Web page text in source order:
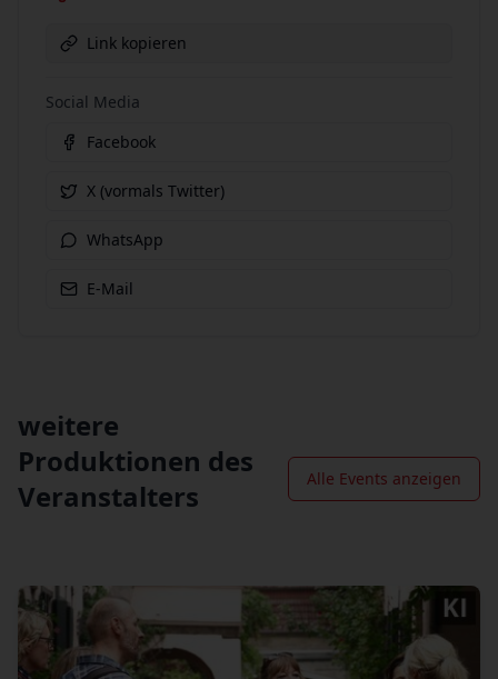
Link kopieren
Social Media
Facebook
X (vormals Twitter)
WhatsApp
E-Mail
weitere
Produktionen des
Veranstalters
Alle Events anzeigen